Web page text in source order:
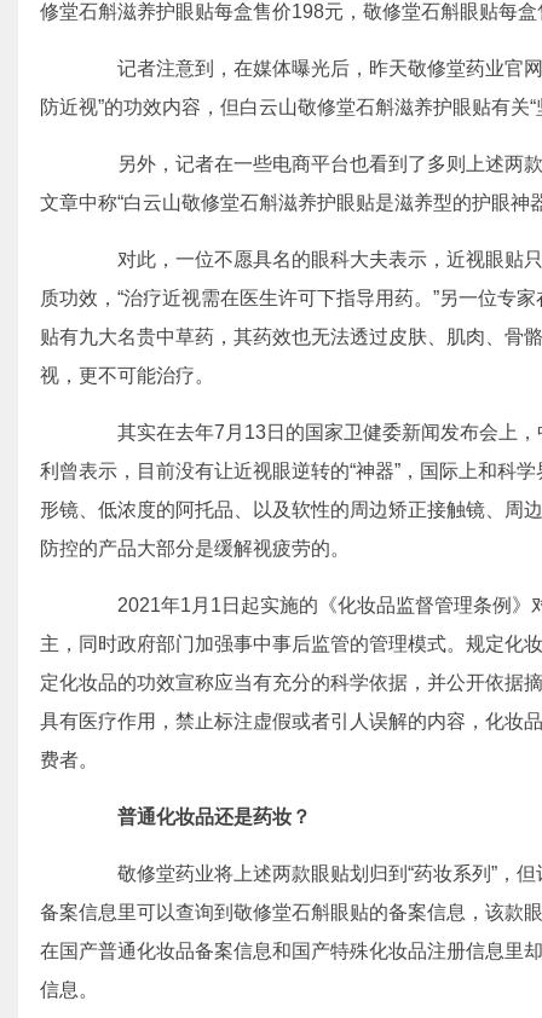
修堂石斛滋养护眼贴每盒售价198元，敬修堂石斛眼贴每
记者注意到，在媒体曝光后，昨天敬修堂药业官网
防近视”的功效内容，但白云山敬修堂石斛滋养护眼贴有关
另外，记者在一些电商平台也看到了多则上述两
文章中称“白云山敬修堂石斛滋养护眼贴是滋养型的护眼神
对此，一位不愿具名的眼科大夫表示，近视眼贴
质功效，“治疗近视需在医生许可下指导用药。”另一位专
贴有九大名贵中草药，其药效也无法透过皮肤、肌肉、骨
视，更不可能治疗。
其实在去年7月13日的国家卫健委新闻发布会上，
利曾表示，目前没有让近视眼逆转的“神器”，国际上和科
形镜、低浓度的阿托品、以及软性的周边矫正接触镜、周
防控的产品大部分是缓解视疲劳的。
2021年1月1日起实施的《化妆品监督管理条例》
主，同时政府部门加强事中事后监管的管理模式。规定化
定化妆品的功效宣称应当有充分的科学依据，并公开依据
具有医疗作用，禁止标注虚假或者引人误解的内容，化妆
费者。
普通化妆品还是药妆？
敬修堂药业将上述两款眼贴划归到“药妆系列”，但
备案信息里可以查询到敬修堂石斛眼贴的备案信息，该款
在国产普通化妆品备案信息和国产特殊化妆品注册信息里
信息。